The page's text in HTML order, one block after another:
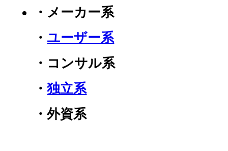
・メーカー系
・ ユーザー系
・コンサル系
・独立系
・外資系